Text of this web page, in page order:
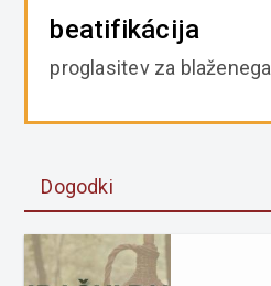
beatifikácija
proglasitev za blaženega
Dogodki